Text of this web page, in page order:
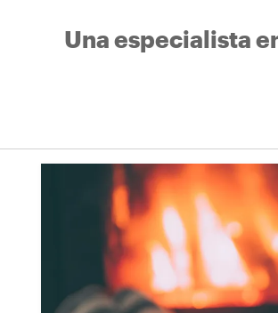
Una especialista